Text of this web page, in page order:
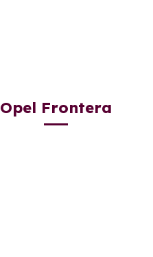
Opel Frontera